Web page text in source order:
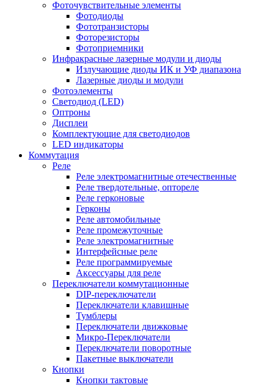
Фоточувствительные элементы
Фотодиоды
Фототранзисторы
Фоторезисторы
Фотоприемники
Инфракрасные лазерные модули и диоды
Излучающие диоды ИК и УФ диапазона
Лазерные диоды и модули
Фотоэлементы
Светодиод (LED)
Оптроны
Дисплеи
Комплектующие для светодиодов
LED индикаторы
Коммутация
Реле
Реле электромагнитные отечественные
Реле твердотельные, оптореле
Реле герконовые
Герконы
Реле автомобильные
Реле промежуточные
Реле электромагнитные
Интерфейсные реле
Реле программируемые
Аксессуары для реле
Переключатели коммутационные
DIP-переключатели
Переключатели клавишные
Тумблеры
Переключатели движковые
Микро-Переключатели
Переключатели поворотные
Пакетные выключатели
Кнопки
Кнопки тактовые